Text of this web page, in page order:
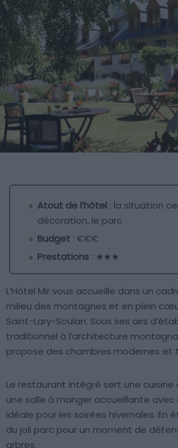
Atout de l’hôtel : la situation
décoration, le parc
Budget : €€€
Prestations : ★★★
L’Hôtel Mir vous accueille dans un
milieu des montagnes et en plein
Saint-Lary-Soulan. Sous ses airs
traditionnel à l’architecture
propose des chambres modernes et
Le restaurant intégré sert une cuisine
une salle à manger accueillante
idéale pour les soirées hivernales. En
du joli parc pour un moment de
arbres.